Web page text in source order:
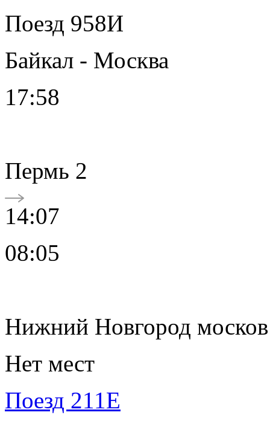
Поезд 958И
Байкал - Москва
17:58
Пермь 2
14:07
08:05
Нижний Новгород москов
Нет мест
Поезд 211Е